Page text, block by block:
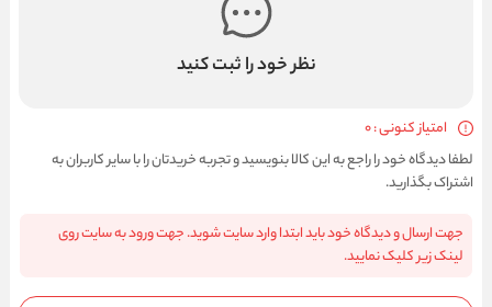
نظر خود را ثبت کنید
امتیاز کنونی : 0
لطفا دیدگاه خود را راجع به این کالا بنویسید و تجربه خریدتان را با سایر کاربران به
اشتراک بگذارید.
جهت ارسال و دیدگاه خود باید ابتدا وارد سایت شوید. جهت ورود به سایت روی
لینک زیر کلیک نمایید.